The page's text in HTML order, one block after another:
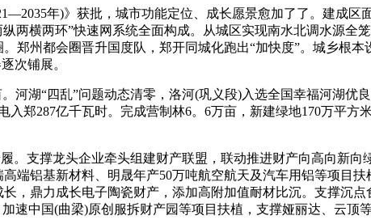
年)》获批，城市功能定位、成长愿景愈加了了。建成区面
两横两环”快速网系统全面构成。从城区实现南水北调水源全
郑州都会圈晋升国度队，郑开同城化跑出“加快度”。城乡根本
次铺展。
湖“四乱”问题动态清零，洛河(巩义段)入选全国幸福河湖优
郑287亿千瓦时。完成营制林6。6万亩，新建绿地170万平方
支撑龙头企业牵头组建财产联盟，联动推进财产向高向新向
端铝基新材料、明晟年产50万吨航空航天及汽车用铝等项目
，鼎力成长电子陶瓷财产，添加高附加值耐材比沉。支撑沉
速中国(曲梁)原创服拆财产园等项目扶植，支撑娅丽达、云顶